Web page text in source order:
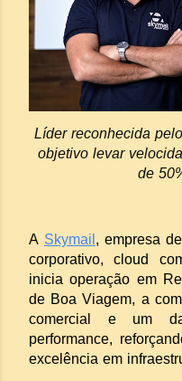
Líder reconhecida
objetivo levar
de
A Skymail , empresa
corporativo, cloud
inicia operação em
de Boa Viagem, a
comercial e um
performance,
excelência em